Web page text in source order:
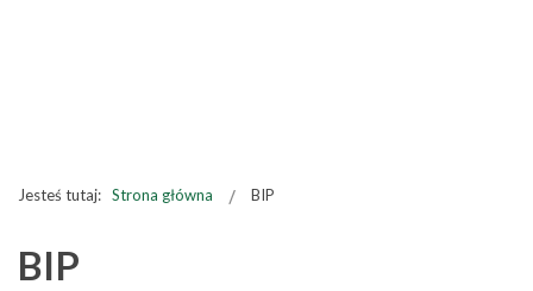
Jesteś tutaj: Strona główna BIP
BIP